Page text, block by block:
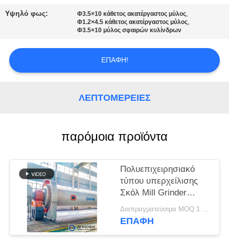
ΜΑΣ
ΣΕ
ΕΠΑΦΉ
ΈΝΑ
ΑΠΌΣΠΑΣΜΑ
SITEMAP
Υψηλό φως: Φ3.5×10 κάθετος ακατέργαστος μύλος,
Φ1.2×4.5 κάθετος ακατέργαστος μύλος,
Φ3.5×10 μύλος σφαιρών κυλίνδρων
ΕΠΑΦΉ!
ΛΕΠΤΟΜΈΡΕΙΕΣ
παρόμοια προϊόντα
Πολυεπιχειρησιακό
τύπου υπερχείλισης
Σκόλ Mill Grinder
Alumina Micro Powder
Ball Mill
Διαπραγματεύσιμα MOQ:1 ομάδα
ΕΠΑΦΉ